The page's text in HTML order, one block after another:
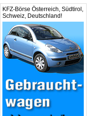
KFZ-Börse Österreich, Südtirol,
Schweiz, Deutschland!